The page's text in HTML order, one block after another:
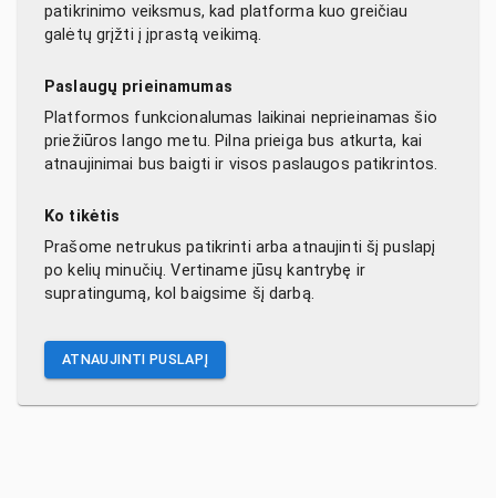
patikrinimo veiksmus, kad platforma kuo greičiau
galėtų grįžti į įprastą veikimą.
Paslaugų prieinamumas
Platformos funkcionalumas laikinai neprieinamas šio
priežiūros lango metu. Pilna prieiga bus atkurta, kai
atnaujinimai bus baigti ir visos paslaugos patikrintos.
Ko tikėtis
Prašome netrukus patikrinti arba atnaujinti šį puslapį
po kelių minučių. Vertiname jūsų kantrybę ir
supratingumą, kol baigsime šį darbą.
ATNAUJINTI PUSLAPĮ